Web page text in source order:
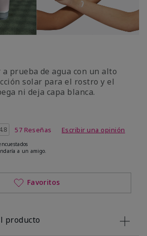
prueba de agua con un alto
solar para el rostro y el
ni deja capa blanca.
de 4,2 de 5
57 Reseñas Escribir una opinión
a un amigo.
Favoritos
producto